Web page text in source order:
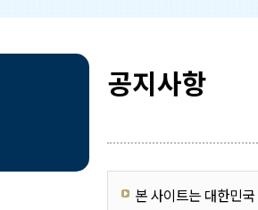
공지사항
본 사이트는 대한민